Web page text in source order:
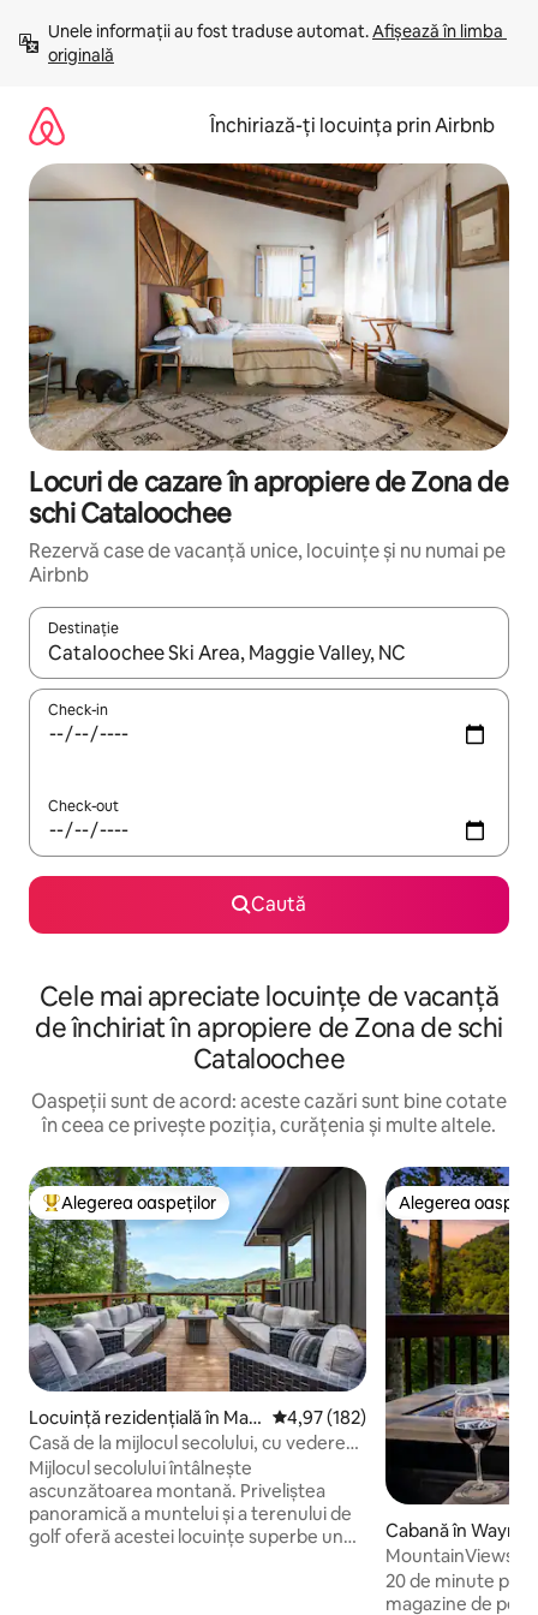
mergi
conținut
Unele informații au fost traduse automat. Afișează în limba
originală
Închiriază-ți locuința prin Airbnb
Locuri de cazare în apropiere de Zona de
schi Cataloochee
Rezervă case de vacanță unice, locuințe și nu numai pe
Airbnb
Destinație
Când se încarcă rezultatele, navighează folosind tastele
Check-in
Check-out
Caută
Cele mai apreciate locuințe de vacanță
de închiriat în apropiere de Zona de schi
Cataloochee
Oaspeții sunt de acord: aceste cazări sunt bine cotate
în ceea ce privește poziția, curățenia și multe altele.
Locuință din topul categoriei Alegerea oaspeților
Alegerea oaspeților
Locuință rezidențială în Mag
gie Valley
Scor mediu de 4,97 din 5, 182
4,97 (182)
Casă de la mijlocul secolului, cu vedere
panoramică și cadă cu hidromasaj!
Mijlocul secolului întâlnește
ascunzătoarea montană. Priveliștea
panoramică a muntelui și a terenului de
golf oferă acestei locuințe superbe un
Alegerea
Alegerea
Cabană în
Încărcător EV
20 de minute
magazine de pe